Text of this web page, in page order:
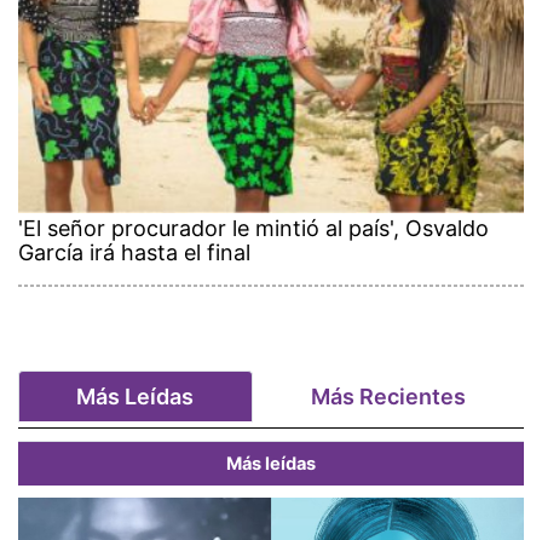
'El señor procurador le mintió al país', Osvaldo
García irá hasta el final
Más Leídas Más Recientes
Más leídas